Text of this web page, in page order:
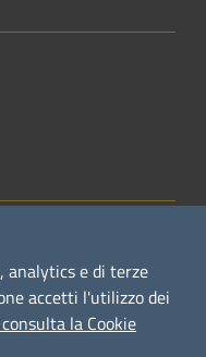
© 2026 • Comune di
Credaro • Powered by
analytics e di terze
accetti l'utilizzo dei
la Cookie